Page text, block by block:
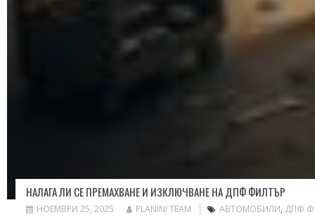
НАЛАГА ЛИ СЕ ПРЕМАХВАНЕ И ИЗКЛЮЧВАНЕ НА ДПФ ФИЛТЪР
НОЕМВРИ 25, 2025 PLANINI TEAM АВТОМОБИЛИ, ДПФ